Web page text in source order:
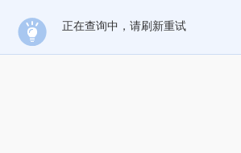
正在查询中，请刷新重试